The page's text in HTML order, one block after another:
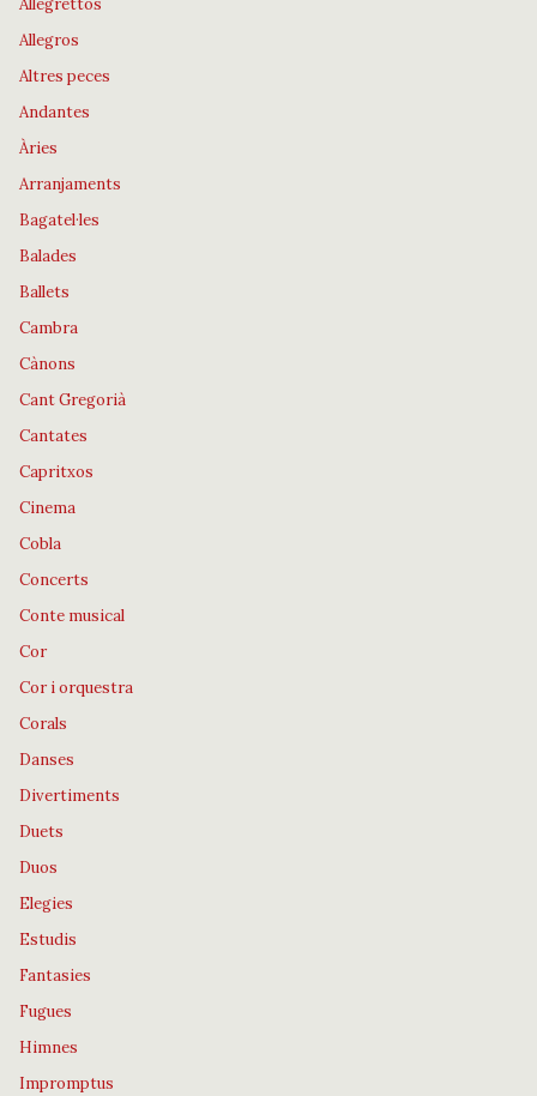
Allegrettos
Allegros
Altres peces
Andantes
Àries
Arranjaments
Bagatel·les
Balades
Ballets
Cambra
Cànons
Cant Gregorià
Cantates
Capritxos
Cinema
Cobla
Concerts
Conte musical
Cor
Cor i orquestra
Corals
Danses
Divertiments
Duets
Duos
Elegies
Estudis
Fantasies
Fugues
Himnes
Impromptus